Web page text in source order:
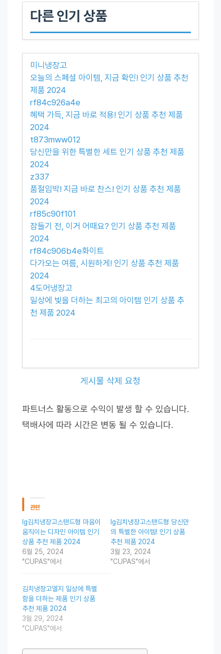
다른 인기 상품
미니냉장고
오늘의 스페셜 아이템, 지금 확인! 인기 상품 추천
제품 2024
rf84c926a4e
혜택 가득, 지금 바로 적용! 인기 상품 추천 제품
2024
t873mww012
당신만을 위한 특별한 세트 인기 상품 추천 제품
2024
z337
품절임박! 지금 바로 찬스! 인기 상품 추천 제품
2024
rf85c90f101
잠들기 전, 이거 어때요? 인기 상품 추천 제품
2024
rf84c906b4e화이트
다가오는 여름, 시원하게! 인기 상품 추천 제품
2024
4도어냉장고
일상에 빛을 더하는 최고의 아이템 인기 상품 추
천 제품 2024
게시물 삭제 요청
파트너스 활동으로 수익이 발생 할 수 있습니다.
택배사에 따라 시간은 변동 될 수 있습니다.
관련
lg김치냉장고스탠드형 마음이
움직이는 디자인 아이템 인기
상품 추천 제품 2024
6월 25, 2024
"CUPAS"에서
lg김치냉장고스탠드형 당신만
의 특별한 아이템! 인기 상품
추천 제품 2024
3월 23, 2024
"CUPAS"에서
김치냉장고엘지 일상에 특별
함을 더하는 제품 인기 상품
추천 제품 2024
3월 29, 2024
"CUPAS"에서